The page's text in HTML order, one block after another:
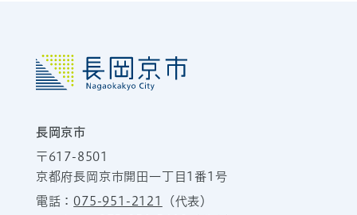
長岡京市
〒617-8501
京都府長岡京市開田一丁目1番1号
電話：075-951-2121
（代表）